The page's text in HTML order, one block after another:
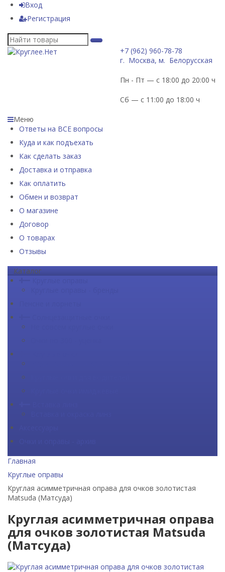
Вход
Регистрация
+7 (962) 960-78-78
г. Москва, м. Белорусская
Пн - Пт — с 18:00 до 20:00 ч
Сб — с 11:00 до 18:00 ч
Меню
Ответы на ВСЕ вопросы
Куда и как подъехать
Как сделать заказ
Доставка и отправка
Как оплатить
Обмен и возврат
О магазине
Договор
О товарах
Отзывы
Каталог
Главная
Круглые оправы
Круглая асимметричная оправа для очков золотистая
Matsuda (Матсуда)
Круглая асимметричная оправа
для очков золотистая Matsuda
(Матсуда)